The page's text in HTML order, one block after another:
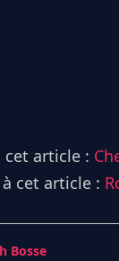
cet article :
à cet article :
Bosse